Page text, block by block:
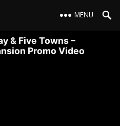
MENU
& Five Towns –
Promo Video